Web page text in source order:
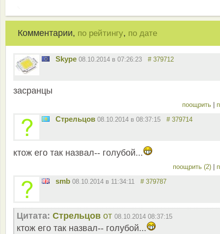
Комментарии, по рейтингу, по дате
Skype 08.10.2014 в 07:26:23 # 379712
засранцы
поощрить
Стрельцов 08.10.2014 в 08:37:15 # 379714
ктож его так назвал-- голубой...
поощрить (2)
smb 08.10.2014 в 11:34:11 # 379787
Цитата: Стрельцов от 08.10.2014 08:37:15
ктож его так назвал-- голубой...